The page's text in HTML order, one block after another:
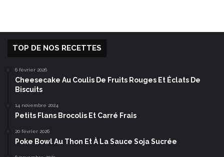
TOP DE NOS RECETTES
6 février 2026
Cheesecake Au Coulis De Fruits Rouges Et Éclats De
Biscuits
14 novembre 2024
Petits Flans Brocolis Et Carré Frais
20 février 2026
Poke Bowl Au Thon Et À La Sauce Soja Sucrée